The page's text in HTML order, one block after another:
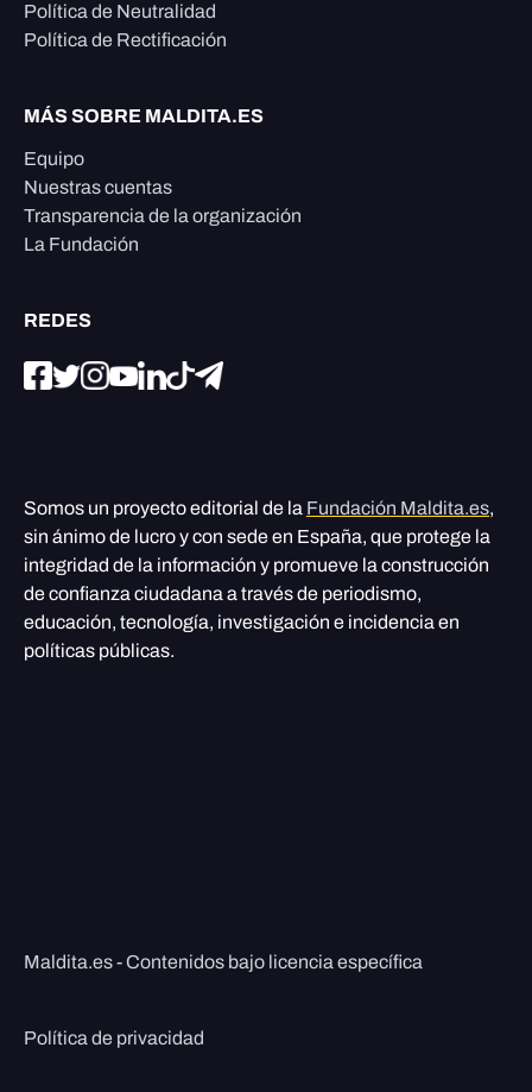
Política de Neutralidad
Política de Rectificación
MÁS SOBRE MALDITA.ES
Equipo
Nuestras cuentas
Transparencia de la organización
La Fundación
REDES
Somos un proyecto editorial de la Fundación Maldita.es,
sin ánimo de lucro y con sede en España, que protege la
integridad de la información y promueve la construcción
de confianza ciudadana a través de periodismo,
educación, tecnología, investigación e incidencia en
políticas públicas.
Maldita.es - Contenidos bajo licencia específica
Política de privacidad